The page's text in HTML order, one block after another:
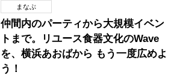
まなぶ
仲間内のパーティから大規模イベン
トまで。リユース食器文化のWave
を、横浜あおばから もう一度広めよ
う！